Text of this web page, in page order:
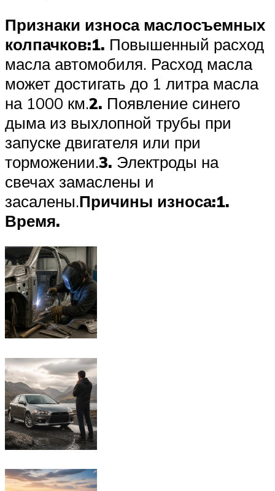
Признаки износа маслосъемных
колпачков:1. Повышенный расход
масла автомобиля. Расход масла
может достигать до 1 литра масла
на 1000 км.2. Появление синего
дыма из выхлопной трубы при
запуске двигателя или при
торможении.3. Электроды на
свечах замаслены и
засалены.Причины износа:1.
Время.